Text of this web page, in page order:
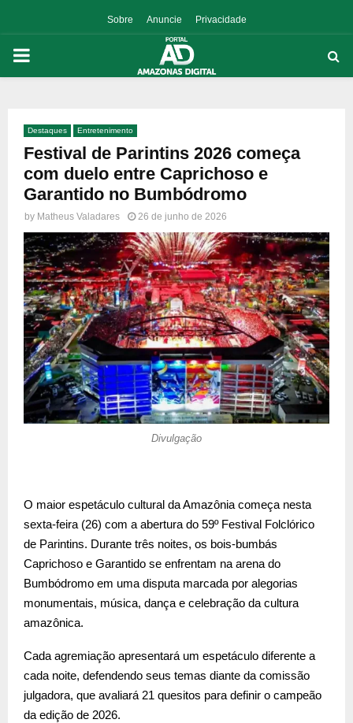
Sobre Anuncie Privacidade
PRIMARY
Destaques Entretenimento
Festival de Parintins 2026 começa
com duelo entre Caprichoso e
Garantido no Bumbódromo
by Matheus Valadares 26 de junho de 2026
Divulgação
O maior espetáculo cultural da Amazônia começa nesta
sexta-feira (26) com a abertura do 59º Festival Folclórico
de Parintins. Durante três noites, os bois-bumbás
Caprichoso e Garantido se enfrentam na arena do
Bumbódromo em uma disputa marcada por alegorias
monumentais, música, dança e celebração da cultura
amazônica.
Cada agremiação apresentará um espetáculo diferente a
cada noite, defendendo seus temas diante da comissão
julgadora, que avaliará 21 quesitos para definir o campeão
da edição de 2026.